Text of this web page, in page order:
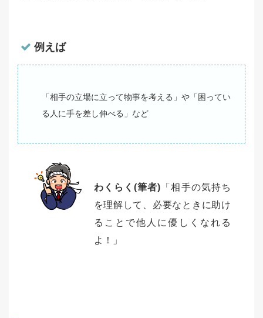
例えば
「相手の立場に立って物事を考える」や「困ってい
る人に手を差し伸べる」など
わくらく(筆者) 「相手の気持ち
を理解して、必要なときに助け
ることで他人に優しくなれる
よ！」